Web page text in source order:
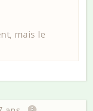
mais le